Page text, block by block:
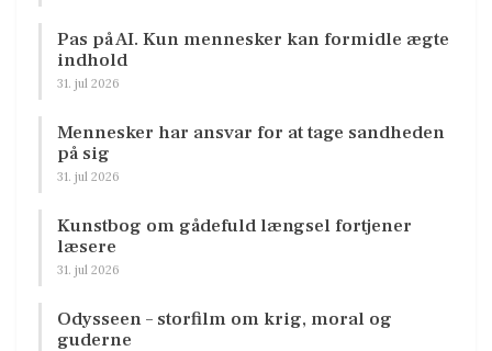
Pas på AI. Kun mennesker kan formidle ægte
indhold
31. jul 2026
Mennesker har ansvar for at tage sandheden
på sig
31. jul 2026
Kunstbog om gådefuld længsel fortjener
læsere
31. jul 2026
Odysseen – storfilm om krig, moral og
guderne